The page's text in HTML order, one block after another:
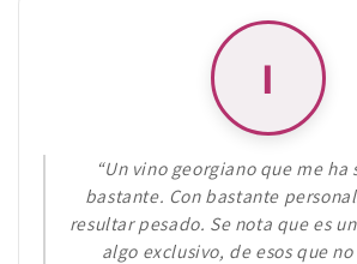
I
Un vino georgiano que me ha
bastante. Con bastante
resultar pesado. Se nota que es
algo exclusivo, de esos que